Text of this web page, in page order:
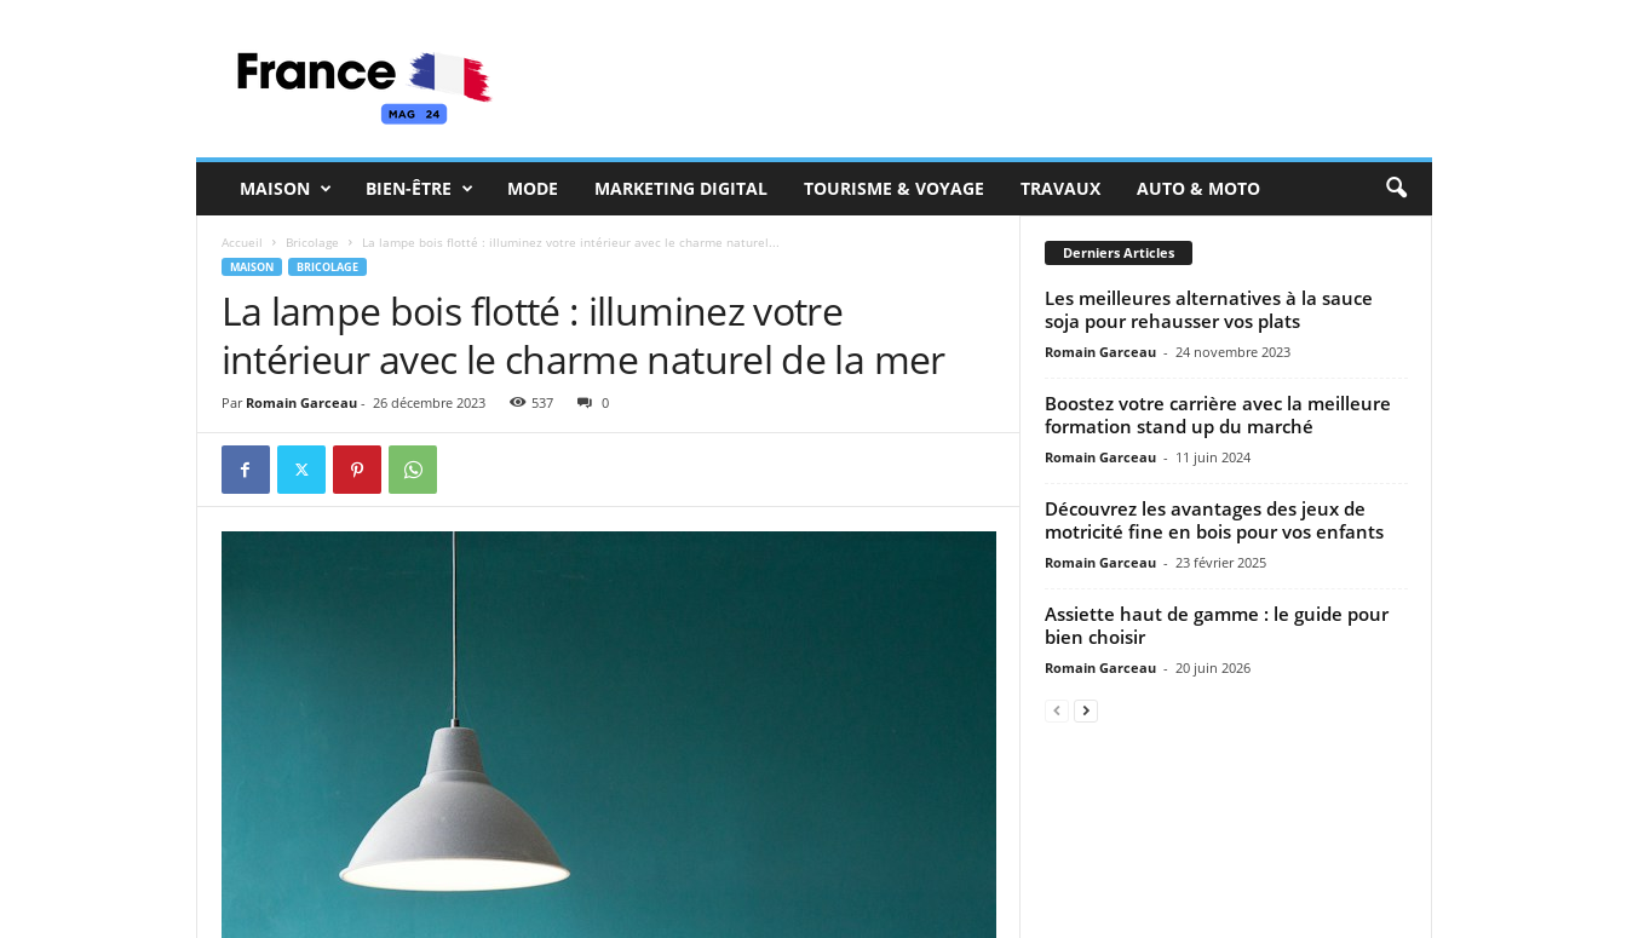
MAISON BIEN-ÊTRE MODE MARKETING DIGITAL TOURISME & VOYAGE TRAVAUX AUTO & MOTO
Accueil Bricolage La lampe bois flotté : illuminez votre intérieur avec le charme naturel...
MAISON BRICOLAGE
La lampe bois flotté : illuminez votre
intérieur avec le charme naturel de la mer
Par Romain Garceau- 26 décembre 2023 537 0
Derniers Articles
Les meilleures alternatives à la sauce
soja pour rehausser vos plats
Romain Garceau - 24 novembre 2023
Boostez votre carrière avec la meilleure
formation stand up du marché
Romain Garceau - 11 juin 2024
Découvrez les avantages des jeux de
motricité fine en bois pour vos enfants
Romain Garceau - 23 février 2025
Assiette haut de gamme : le guide pour
bien choisir
Romain Garceau - 20 juin 2026